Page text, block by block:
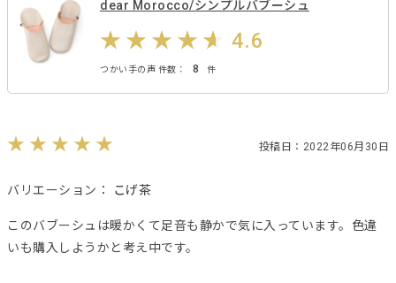
dear Morocco/シンプルバブーシュ
4.6
つかい手の声 件数： 8 件
投稿日：2022年06月30日
バリエーション： こげ茶
このバブーシュは暖かくて足音も静かで気に入っています。色違
いも購入しようかと考え中です。